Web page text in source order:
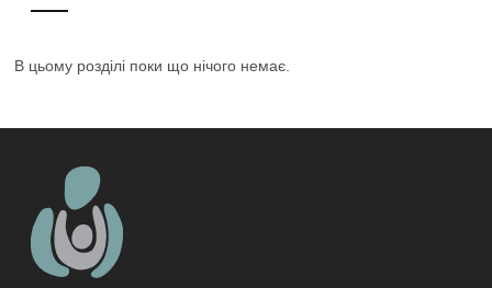
В цьому розділі поки що нічого немає.